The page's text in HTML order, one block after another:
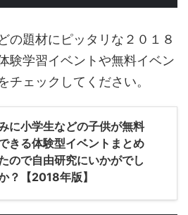
の題材にピッタリな２０１８
験学習イベントや無料イベン
チェックしてください。
に小学生などの子供が無料
きる体験型イベントまとめ
ので自由研究にいかがでし
？【2018年版】